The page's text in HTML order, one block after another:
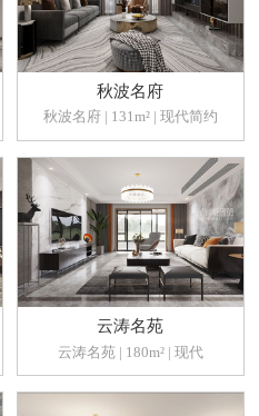
秋波名府
秋波名府 | 131m² | 现代简约
云涛名苑
云涛名苑 | 180m² | 现代